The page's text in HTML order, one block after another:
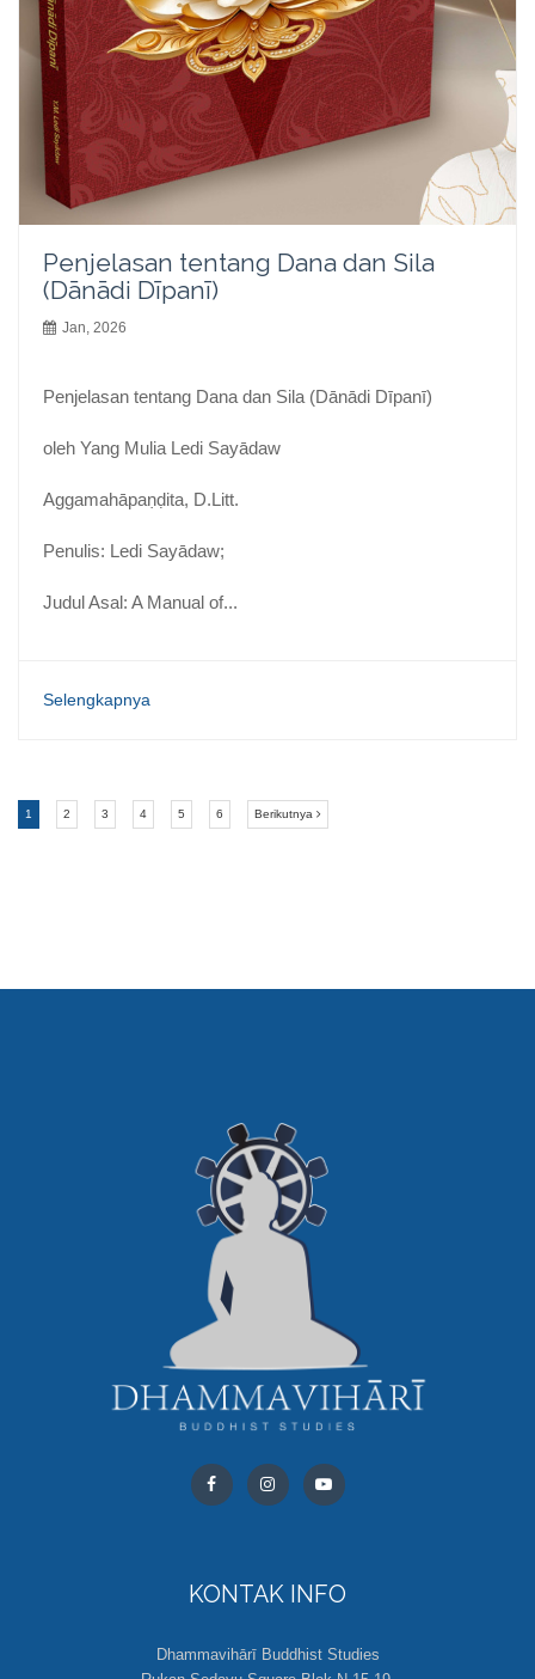
Penjelasan tentang Dana dan Sila
(Dānādi Dīpanī)
Jan, 2026
Penjelasan tentang Dana dan Sila (Dānādi Dīpanī)
oleh Yang Mulia Ledi Sayādaw
Aggamahāpaṇḍita, D.Litt.
Penulis: Ledi Sayādaw;
Judul Asal: A Manual of...
Selengkapnya
1 (current)
2 (current)
3 (current)
4 (current)
5 (current)
6 (current)Berikutnya Next
KONTAK INFO
Dhammavihārī Buddhist Studies